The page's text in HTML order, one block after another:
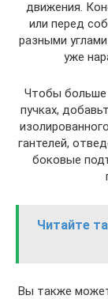
движения.
или перед
разными
уже
Чтобы больше
пучках,
гантелей,
боковые
Читайте
Вы также